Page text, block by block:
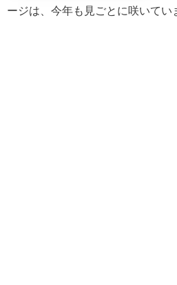
ージは、今年も見ごとに咲いてい